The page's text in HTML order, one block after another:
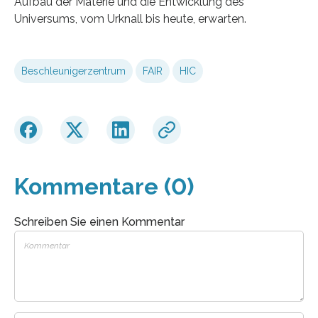
Universums, vom Urknall bis heute, erwarten.
Beschleunigerzentrum FAIR HIC
Kommentare (0)
Schreiben Sie einen Kommentar